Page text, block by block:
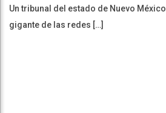
Un tribunal del estado de Nuevo
gigante de las redes […]